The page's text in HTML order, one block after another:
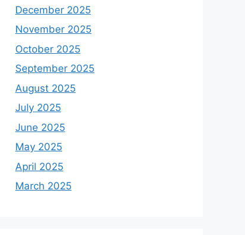
December 2025
November 2025
October 2025
September 2025
August 2025
July 2025
June 2025
May 2025
April 2025
March 2025